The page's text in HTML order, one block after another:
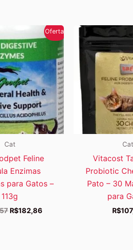
Oferta!
Cat
Feline
Enzimas
para Gatos –
113g
O
R$182,86
Cat
Vitacost
Probiotic
Pato – 30
para
R$